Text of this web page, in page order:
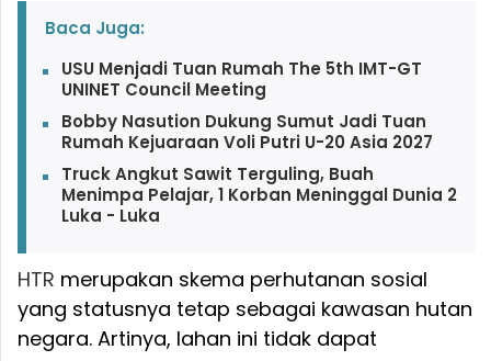
Baca Juga:
USU Menjadi Tuan Rumah The 5th IMT-GT
UNINET Council Meeting
Bobby Nasution Dukung Sumut Jadi Tuan
Rumah Kejuaraan Voli Putri U-20 Asia 2027
Truck Angkut Sawit Terguling, Buah
Menimpa Pelajar, 1 Korban Meninggal Dunia 2
Luka - Luka
HTR merupakan skema perhutanan sosial
yang statusnya tetap sebagai kawasan hutan
negara. Artinya, lahan ini tidak dapat